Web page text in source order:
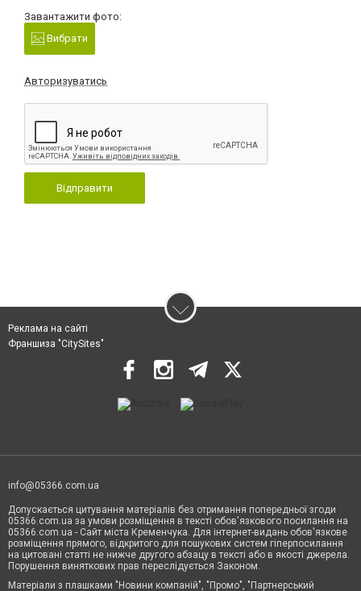
Завантажити фото:
Вибрати
Авторизуватись
Відправити
Реклама на сайті
Франшиза "CitySites"
info@05366.com.ua
Допускається цитування матеріалів без отримання попередньої згоди
05366.com.ua за умови розміщення в тексті обов'язкового посилання на
05366.com.ua - Сайт міста Кременчука. Для інтернет-видань обов'язкове
розміщення прямого, відкритого для пошукових систем гіперпосилання
на цитовані статті не нижче другого абзацу в тексті або в якості джерела.
Порушення виняткових прав переслідується Законом.
Матеріали з плашками "Новини компаній", "Промо", "Партнерський